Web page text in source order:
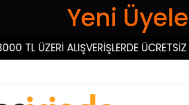
Yeni
TL ÜZERİ ALIŞVERİŞLERDE ÜCRETSİZ